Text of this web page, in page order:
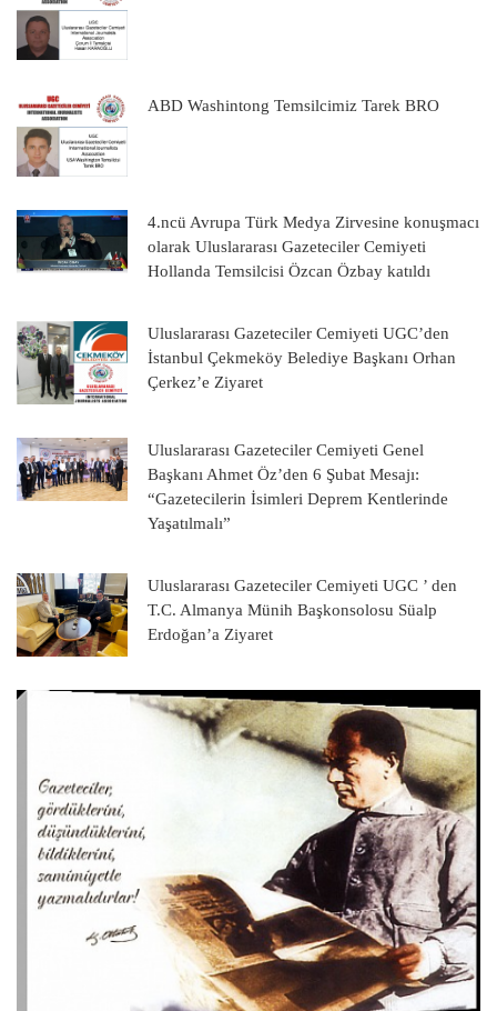
ABD Washintong Temsilcimiz Tarek BRO
4.ncü Avrupa Türk Medya Zirvesine konuşmacı
olarak Uluslararası Gazeteciler Cemiyeti
Hollanda Temsilcisi Özcan Özbay katıldı
Uluslararası Gazeteciler Cemiyeti UGC’den
İstanbul Çekmeköy Belediye Başkanı Orhan
Çerkez’e Ziyaret
Uluslararası Gazeteciler Cemiyeti Genel
Başkanı Ahmet Öz’den 6 Şubat Mesajı:
“Gazetecilerin İsimleri Deprem Kentlerinde
Yaşatılmalı”
Uluslararası Gazeteciler Cemiyeti UGC ’ den
T.C. Almanya Münih Başkonsolosu Süalp
Erdoğan’a Ziyaret